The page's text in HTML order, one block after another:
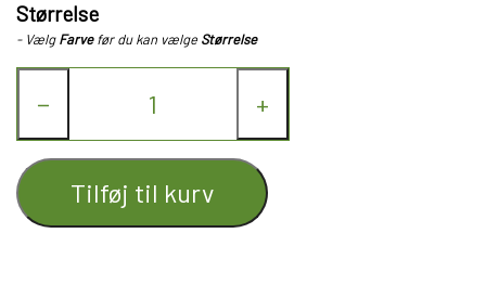
Størrelse
- VælgFarvefør du kan vælge Størrelse
− +
Tilføj til kurv